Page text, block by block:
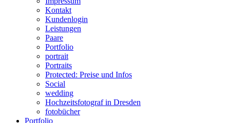
Kontakt
Kundenlogin
Leistungen
Paare
Portfolio
portrait
Portraits
Protected: Preise und Infos
Social
wedding
Hochzeitsfotograf in Dresden
fotobücher
Portfolio